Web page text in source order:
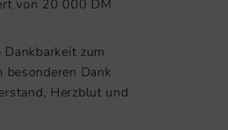
von 20 000 DM
zum
Dank
Herzblut und